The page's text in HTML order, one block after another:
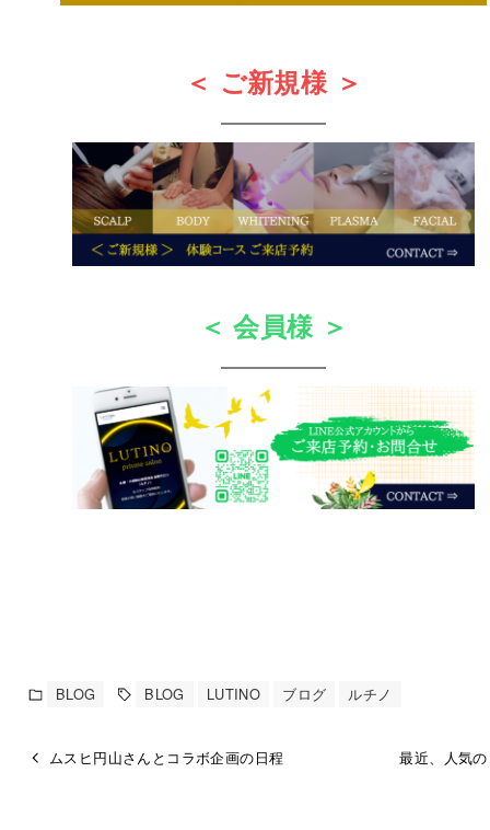
＜ ご新規様 ＞
＜ 会員様 ＞
BLOG BLOG LUTINO ブログ ルチノ
ムスヒ円山さんとコラボ企画の日程 最近、人気